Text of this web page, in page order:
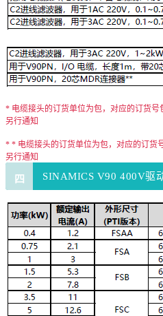
* 电缆接头的订货单位为包，对应的订货号
另行通知
* * 电缆接头的订货单位为包，对应的订货
另行通知
四 SINAMICS V90 400V驱